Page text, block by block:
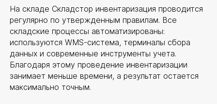
На складе Складстор инвентаризация проводится
регулярно по утвержденным правилам. Все
складские процессы автоматизированы:
используются WMS-система, терминалы сбора
данных и современные инструменты учета.
Благодаря этому проведение инвентаризации
занимает меньше времени, а результат остается
максимально точным.